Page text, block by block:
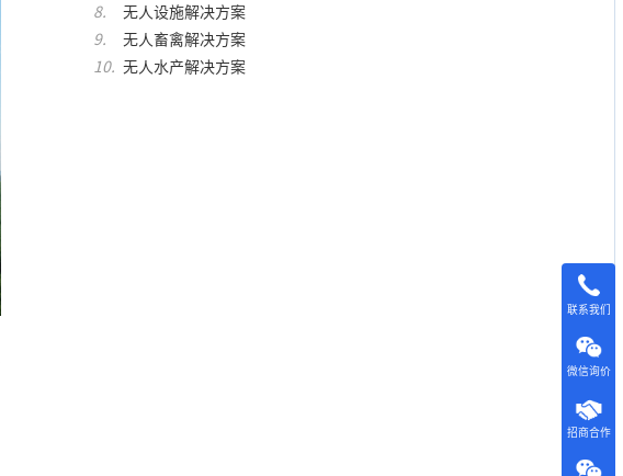
无人设施解决方案
无人畜禽解决方案
无人水产解决方案
联系我们
微信询价
招商合作